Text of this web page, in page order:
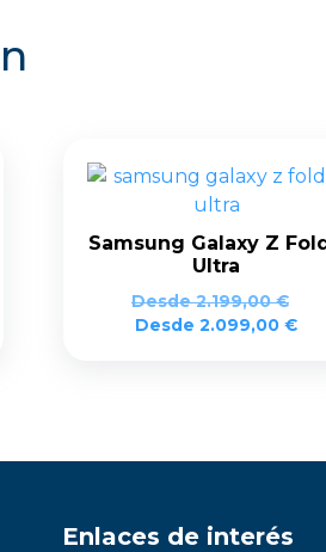
Samsung Galaxy Z
Ultra
Desde2.199,00€
Desde 2.099,00 €
Enlaces de interés